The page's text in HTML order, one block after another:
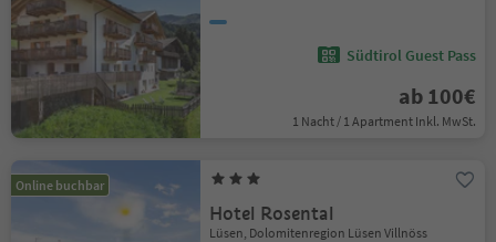
Südtirol Guest Pass
ab 100€
1 Nacht / 1 Apartment Inkl. MwSt.
Online buchbar
Hotel Rosental
Lüsen, Dolomitenregion Lüsen Villnöss